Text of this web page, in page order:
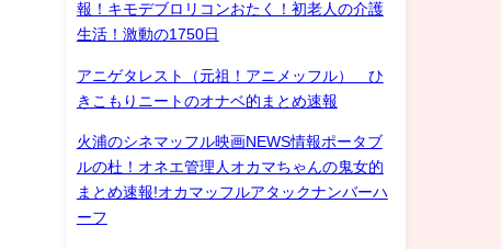
報！キモデブロリコンおたく！初老人の介護
生活！激動の1750日
アニゲタレスト（元祖！アニメッフル） ひ
きこもりニートのオナベ的まとめ速報
火浦のシネマッフル映画NEWS情報ポータブ
ルの杜！オネエ管理人オカマちゃんの鬼女的
まとめ速報!オカマッフルアタックナンバーハ
ーフ